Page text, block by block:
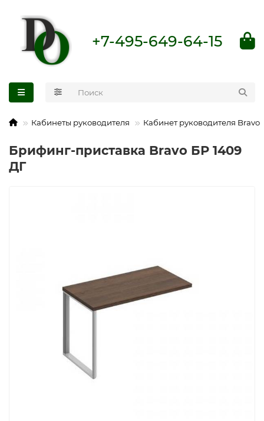
+7-495-649-64-15
Кабинеты руководителя Кабинет руководителя Bravo
Брифинг-приставка Bravo БР 1409
ДГ